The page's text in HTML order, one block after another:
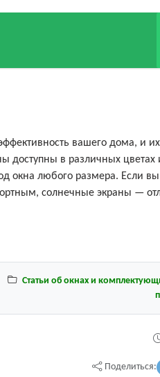
вашего дома, и
доступны в различных цветах
окна любого размера. Если
солнечные экраны —
Статьи об окнах и
Поделиться: